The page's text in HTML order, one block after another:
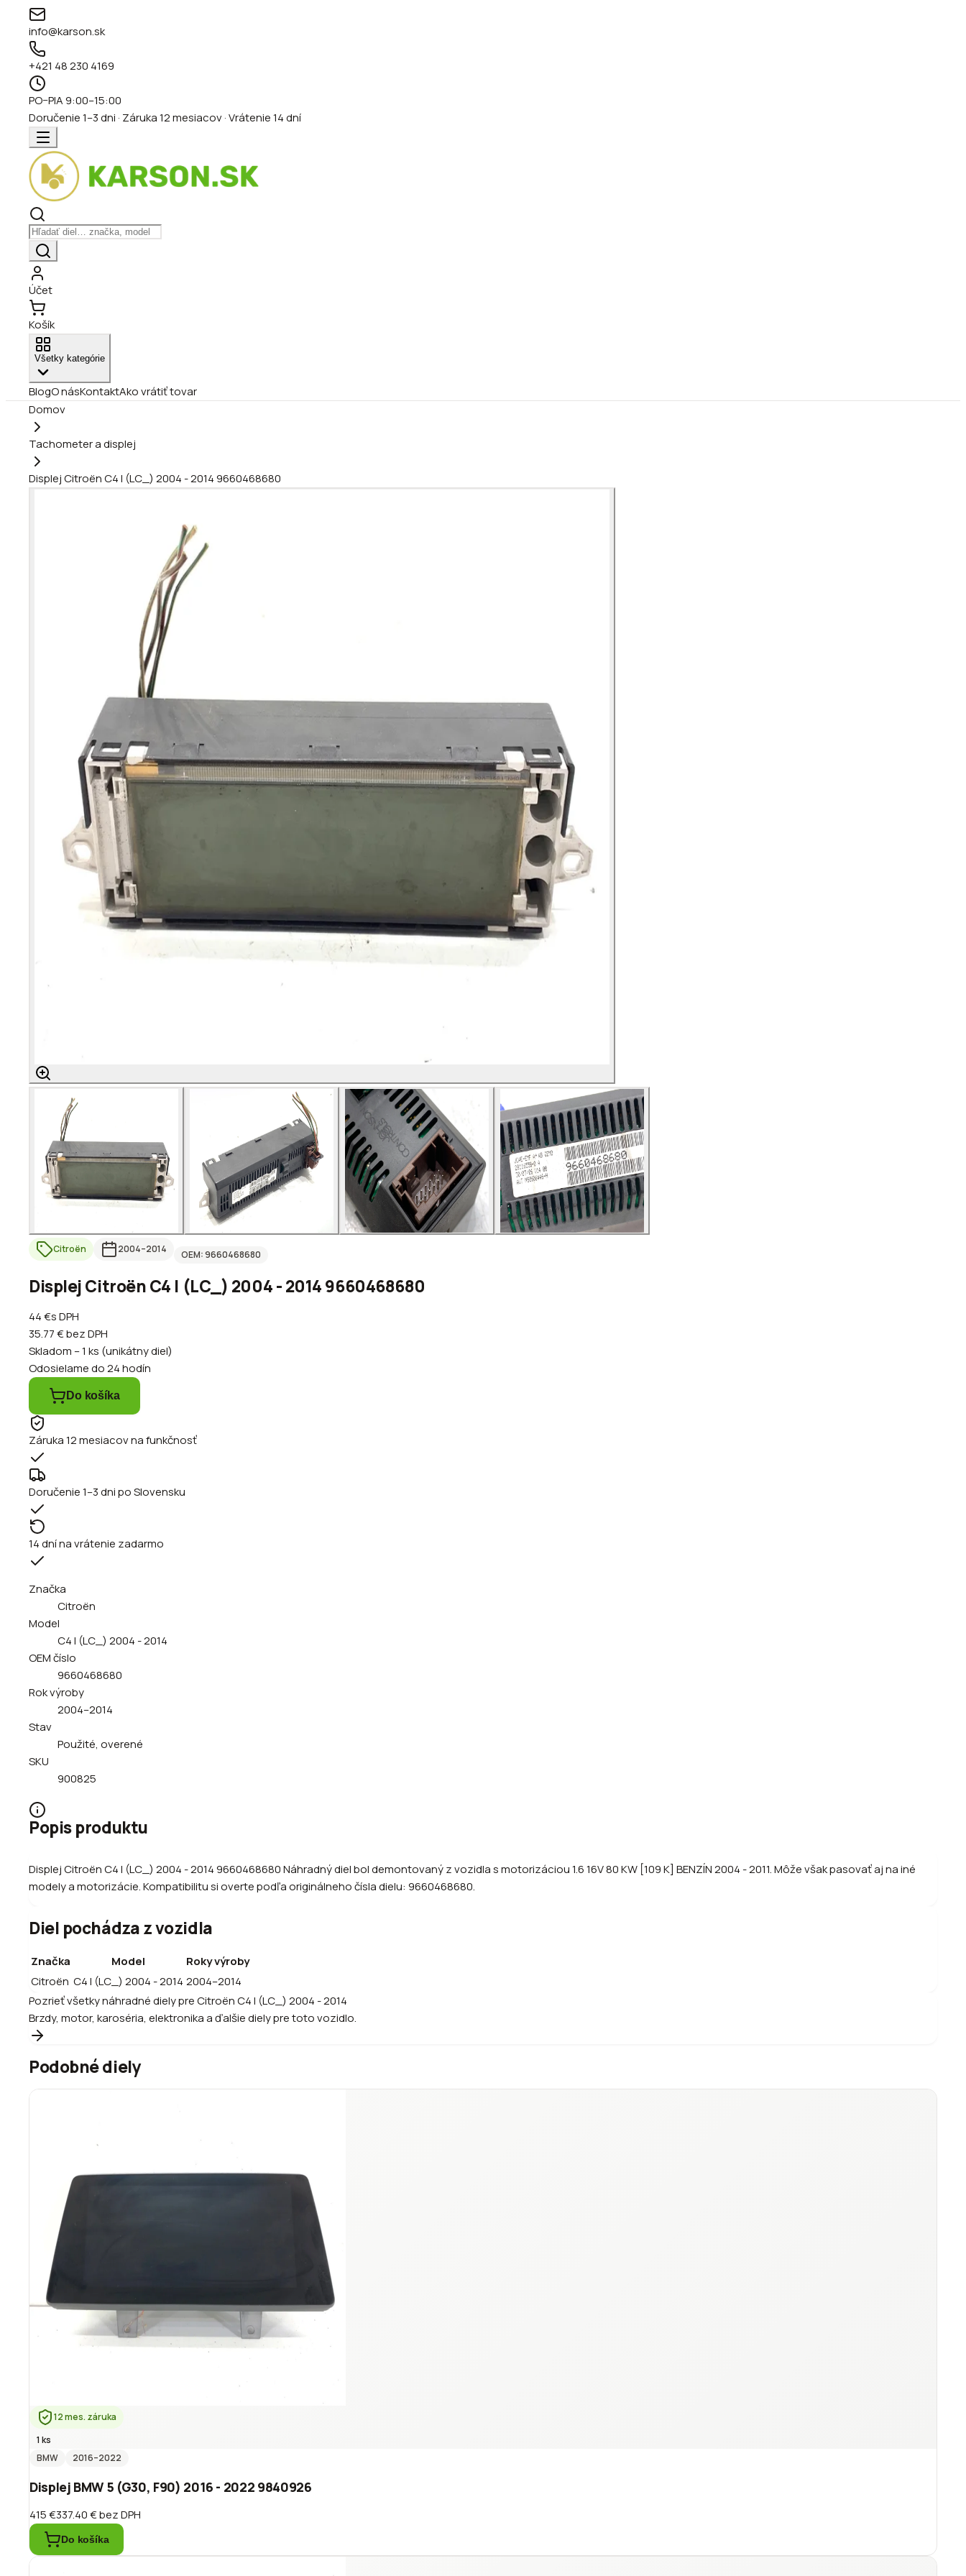
info@karson.sk
+421 48 230 4169
PO–PIA 9:00–15:00
Doručenie 1–3 dni · Záruka 12 mesiacov · Vrátenie 14 dní
Účet
Košík
Všetky kategórie
BlogO násKontaktAko vrátiť tovar
Domov
Tachometer a displej
Displej Citroën C4 I (LC_) 2004 - 2014 9660468680
Citroën 2004–2014 OEM:9660468680
Displej Citroën C4 I (LC_) 2004 - 2014 9660468680
44 €s DPH
35.77 €bez DPH
Skladom – 1 ks (unikátny diel)
Odosielame do 24 hodín
Do košíka
Záruka 12 mesiacov na funkčnosť
Doručenie 1–3 dni po Slovensku
14 dní na vrátenie zadarmo
Značka
Citroën
Model
C4 I (LC_) 2004 - 2014
OEM číslo
9660468680
Rok výroby
2004–2014
Stav
Použité, overené
SKU
900825
Popis produktu
Displej Citroën C4 I (LC_) 2004 - 2014 9660468680 Náhradný diel bol demontovaný z vozidla s motorizáciou 1.6 16V 80 KW [109 K] BENZÍN 2004 - 2011. Môže však pasovať aj na iné
modely a motorizácie. Kompatibilitu si overte podľa originálneho čísla dielu: 9660468680.
Diel pochádza z vozidla
Značka Model
Roky výroby
Citroën C4 I (LC_) 2004 - 2014 2004–2014
Pozrieť všetky náhradné diely preCitroënC4 I (LC_) 2004 - 2014
Brzdy, motor, karoséria, elektronika a ďalšie diely pre toto vozidlo.
Podobné diely
12 mes. záruka
1 ks
BMW
2016–2022
Displej BMW 5 (G30, F90) 2016 - 2022 9840926
415 €337.40 €bez DPH
Do košíka